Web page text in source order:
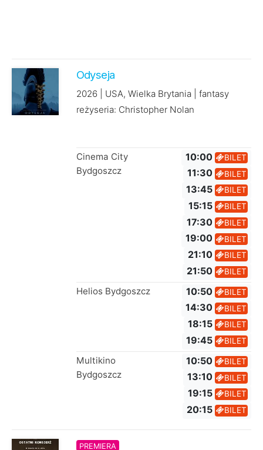
Odyseja
2026 | USA, Wielka Brytania | fantasy
reżyseria: Christopher Nolan
Cinema City
Bydgoszcz
10:00 BILET
11:30 BILET
13:45 BILET
15:15 BILET
17:30 BILET
19:00 BILET
21:10 BILET
21:50 BILET
Helios Bydgoszcz 10:50 BILET
14:30 BILET
18:15 BILET
19:45 BILET
Multikino
Bydgoszcz
10:50 BILET
13:10 BILET
19:15 BILET
20:15 BILET
PREMIERA